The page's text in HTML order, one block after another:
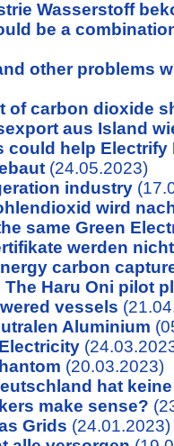
Wasserstoff
be a
other problems
of carbon dioxide
aus Island
could help Electrify
(24.05.2023)
industry
wird
same Green
werden
carbon
The Haru Oni pilot
vessels
Aluminium
(20.03.2023)
hat
make sense?
Grids (24.01.2023)